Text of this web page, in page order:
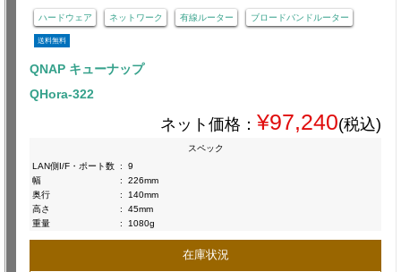
ハードウェア ネットワーク 有線ルーター ブロードバンドルーター
送料無料
QNAP キューナップ
QHora-322
ネット価格： ¥97,240(税込)
スペック
LAN側I/F・ポート数 :
9
幅
:
226mm
奥行
:
140mm
高さ
:
45mm
重量
: 1080g
在庫状況